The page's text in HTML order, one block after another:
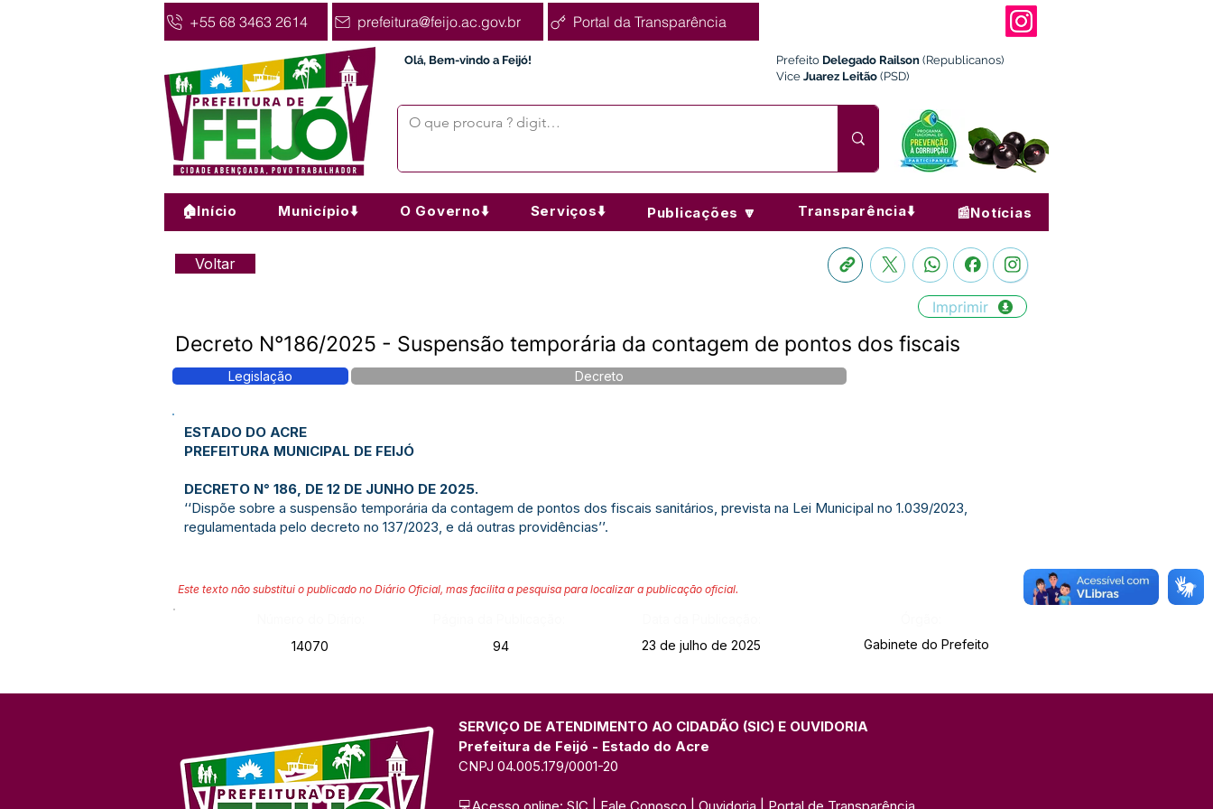
+55 68 3463 2614 prefeitura@feijo.ac.gov.br Portal da Transparência
Olá, Bem-vindo a Feijó! Prefeito Delegado Railson (Republicanos)
Vice Juarez Leitão (PSD)
🏠Início Município⬇️ O Governo⬇️ Serviços⬇️ Publicações 🔽 Transparência⬇️ 📰Notícias
Voltar
Imprimir
Decreto N°186/2025 - Suspensão temporária da contagem de pontos dos fiscais
Legislação Decreto
ESTADO DO ACRE
PREFEITURA MUNICIPAL DE FEIJÓ
DECRETO N° 186, DE 12 DE JUNHO DE 2025.
‘‘Dispõe sobre a suspensão temporária da contagem de pontos dos fiscais sanitários, prevista na Lei Municipal no 1.039/2023,
regulamentada pelo decreto no 137/2023, e dá outras providências’’.
Este texto não substitui o publicado no Diário Oficial, mas facilita a pesquisa para localizar a publicação oficial.
14070
94 23 de julho de 2025 Gabinete do Prefeito
SERVIÇO DE ATENDIMENTO AO CIDADÃO (SIC) E OUVIDORIA
Prefeitura de Feijó - Estado do Acre
CNPJ 04.005.179/0001-20